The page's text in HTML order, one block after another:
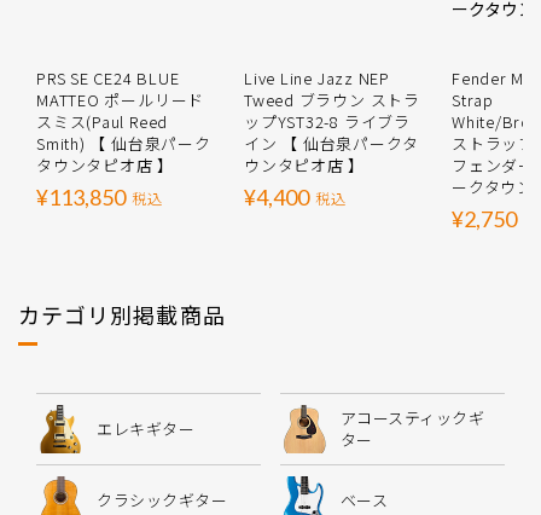
PRS SE CE24 BLUE
MATTEO ポールリード
スミス(Paul Reed
Smith) 【 仙台泉パーク
タウンタピオ店 】
¥113,850 税込
Live Line Jazz NEP
Tweed ブラウン ストラ
ップYST32-8 ライブラ
イン 【 仙台泉パークタ
ウンタピオ店 】
¥4,400 税込
Fender
Strap
White/
ストラッ
フェンダ
ークタウン
¥2,750
カテゴリ別掲載商品
エレキギター
アコースティックギ
ター
クラシックギター ベース